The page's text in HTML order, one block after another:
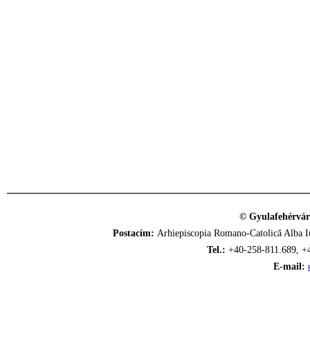
©
Postacím: Arhiepiscopia Romano-Catolică
Tel.: +40-258-811.689,
E-mail: